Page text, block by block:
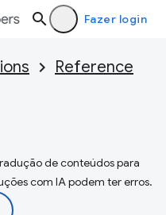
Fazer login
Reference
de conteúdos para
com IA podem ter erros.